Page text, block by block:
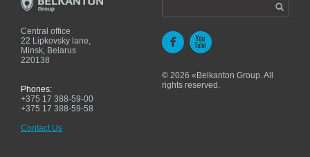
Central office
22 Lipkovsky lane,
Minsk, Belarus
220138
Phones:
+375 17 388-59-00
+375 17 388-59-58
Contact Us
© 2026 «Belkanton Group. All
rights reserved.